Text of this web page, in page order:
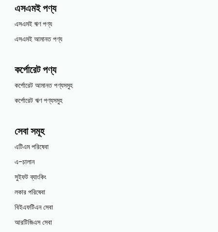
এসএমই পণ্য
এসএমই ঋণ পণ্য
এসএমই আমানত পণ্য
কর্পোরেট পণ্য
কর্পোরেট আমানত পণ্যসমুহ
কর্পোরেট ঋণ পণ্যসমুহ
সেবা সমূহ
এটিএম পরিষেবা
এ-চালান
সুইফট ব্যাংকিং
লকার পরিষেবা
বিইএফটিএন সেবা
আরটিজিএস সেবা